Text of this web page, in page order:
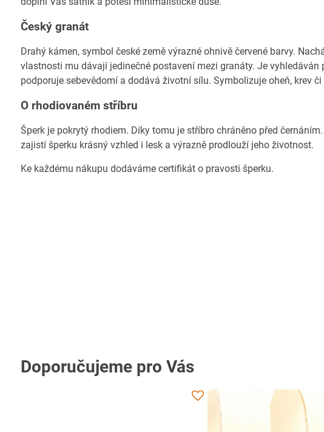
Český granát
Drahý kámen, symbol české země výrazné ohnivě červené barvy.
vlastnosti mu dávají jedinečné postavení mezi granáty. Je
podporuje sebevědomí a dodává životní sílu. Symbolizuje oheň, krev
O rhodiovaném stříbru
Šperk je pokrytý rhodiem. Díky tomu je stříbro chráněno před
zajistí šperku krásný vzhled i lesk a výrazně prodlouží jeho životnost.
Ke každému nákupu dodáváme certifikát o pravosti šperku.
Doporučujeme pro Vás